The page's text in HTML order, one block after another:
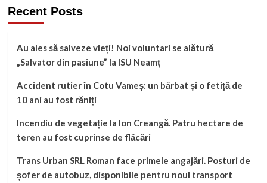
Recent Posts
Au ales să salveze vieți! Noi voluntari se alătură
„Salvator din pasiune” la ISU Neamț
Accident rutier în Cotu Vameș: un bărbat și o fetiță de
10 ani au fost răniți
Incendiu de vegetație la Ion Creangă. Patru hectare de
teren au fost cuprinse de flăcări
Trans Urban SRL Roman face primele angajări. Posturi de
șofer de autobuz, disponibile pentru noul transport